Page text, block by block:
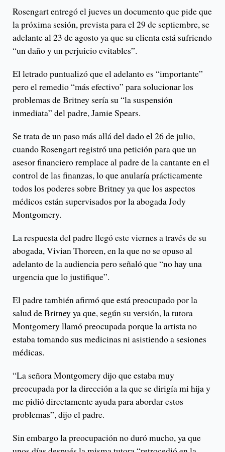
Rosengart entregó el jueves un documento que pide que
la próxima sesión, prevista para el 29 de septiembre, se
adelante al 23 de agosto ya que su clienta está sufriendo
“un daño y un perjuicio evitables”.
El letrado puntualizó que el adelanto es “importante”
pero el remedio “más efectivo” para solucionar los
problemas de Britney sería su “la suspensión
inmediata” del padre, Jamie Spears.
Se trata de un paso más allá del dado el 26 de julio,
cuando Rosengart registró una petición para que un
asesor financiero remplace al padre de la cantante en el
control de las finanzas, lo que anularía prácticamente
todos los poderes sobre Britney ya que los aspectos
médicos están supervisados por la abogada Jody
Montgomery.
La respuesta del padre llegó este viernes a través de su
abogada, Vivian Thoreen, en la que no se opuso al
adelanto de la audiencia pero señaló que “no hay una
urgencia que lo justifique”.
El padre también afirmó que está preocupado por la
salud de Britney ya que, según su versión, la tutora
Montgomery llamó preocupada porque la artista no
estaba tomando sus medicinas ni asistiendo a sesiones
médicas.
“La señora Montgomery dijo que estaba muy
preocupada por la dirección a la que se dirigía mi hija y
me pidió directamente ayuda para abordar estos
problemas”, dijo el padre.
Sin embargo la preocupación no duró mucho, ya que